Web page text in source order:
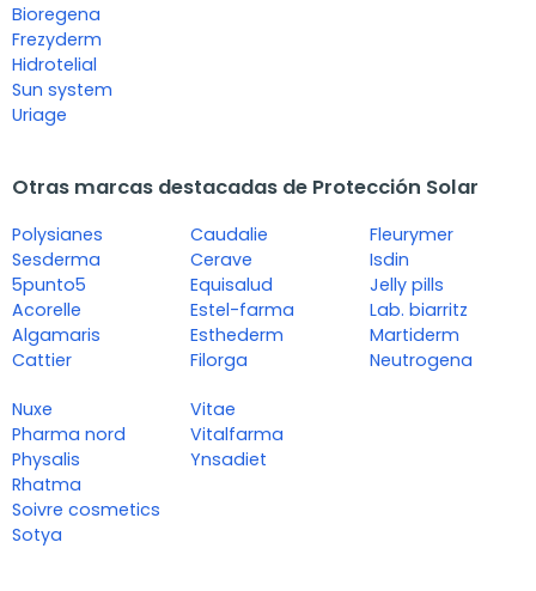
Bioregena
Frezyderm
Hidrotelial
Sun system
Uriage
Otras marcas destacadas de Protección Solar
Polysianes
Sesderma
5punto5
Acorelle
Algamaris
Cattier
Caudalie
Cerave
Equisalud
Estel-farma
Esthederm
Filorga
Fleurymer
Isdin
Jelly pills
Lab. biarritz
Martiderm
Neutrogena
Nuxe
Pharma nord
Physalis
Rhatma
Soivre cosmetics
Sotya
Vitae
Vitalfarma
Ynsadiet